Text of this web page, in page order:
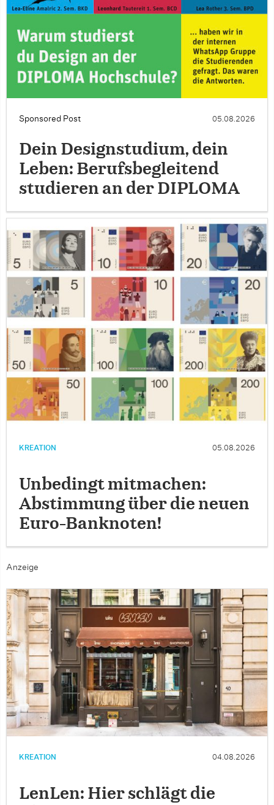
Sponsored Post 05.08.2026
Dein Designstudium, dein
Leben: Berufsbegleitend
studieren an der DIPLOMA
KREATION 05.08.2026
Unbedingt mitmachen:
Abstimmung über die neuen
Euro-Banknoten!
Anzeige
KREATION 04.08.2026
LenLen: Hier schlägt die